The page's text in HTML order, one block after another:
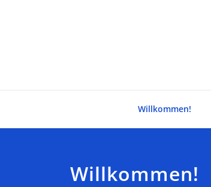
Willkommen!
Willkommen!